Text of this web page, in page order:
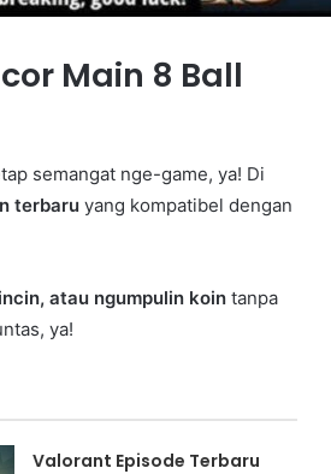
Main 8 Ball
semangat nge-game, ya! Di
terbaru yang kompatibel dengan
atau ngumpulin koin tanpa
ya!
Valorant Episode Terbaru